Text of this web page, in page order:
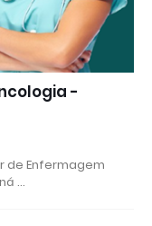
-
de Enfermagem
…